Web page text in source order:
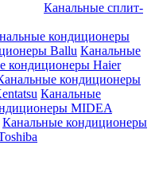
Канальные сплит-
кондиционеры
Ballu Канальные
кондиционеры Haier
кондиционеры
Канальные
MIDEA
Канальные кондиционеры